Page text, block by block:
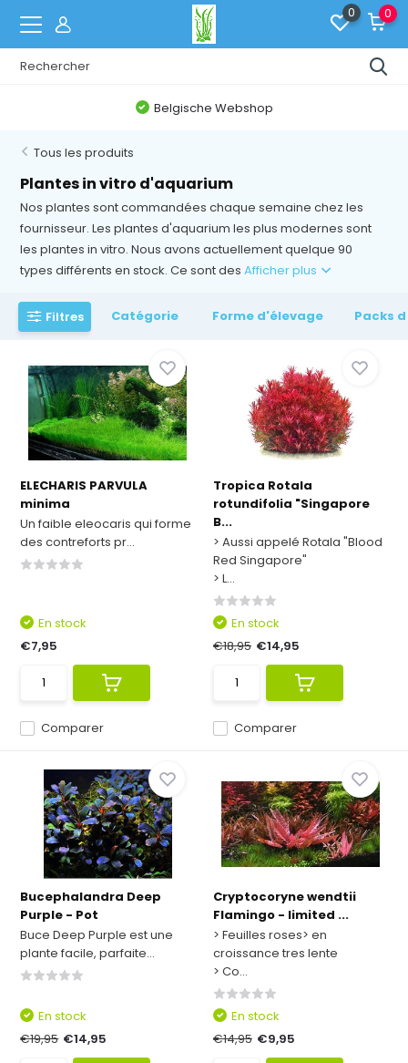
0 0
Gratis verzending vanaf € 60,-
Tous les produits
Plantes in vitro d'aquarium
Nos plantes sont commandées chaque semaine chez les
fournisseur. Les plantes d'aquarium les plus modernes sont
les plantes in vitro. Nous avons actuellement quelque 90
types différents en stock. Ce sont desAfficher plus
Filtres Catégorie Forme d'élevage Packs
ELECHARIS PARVULA
minima
Un faible eleocaris qui forme
des contreforts pr...
Comparer
En stock
€7,95
Tropica Rotala
rotundifolia "Singapore
B...
> Aussi appelé Rotala "Blood
Red Singapore"
> L...
Comparer
En stock
€18,95 €14,95
Bucephalandra Deep
Purple - Pot
Buce Deep Purple est une
plante facile, parfaite...
En stock
€19,95 €14,95
Cryptocoryne wendtii
Flamingo - limited ...
> Feuilles roses> en
croissance tres lente
> Co...
En stock
€14,95 €9,95